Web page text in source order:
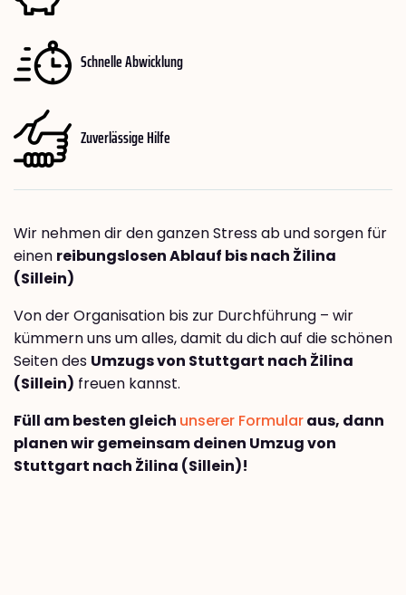
Schnelle Abwicklung
Zuverlässige Hilfe
Wir nehmen dir den ganzen Stress ab und sorgen für
einen reibungslosen Ablauf bis nach Žilina
(Sillein)
Von der Organisation bis zur Durchführung – wir
kümmern uns um alles, damit du dich auf die schönen
Seiten des Umzugs von Stuttgart nach Žilina
(Sillein) freuen kannst.
Füll am besten gleich unserer Formularaus, dann
planen wir gemeinsam deinen Umzug von
Stuttgart nach Žilina (Sillein)!